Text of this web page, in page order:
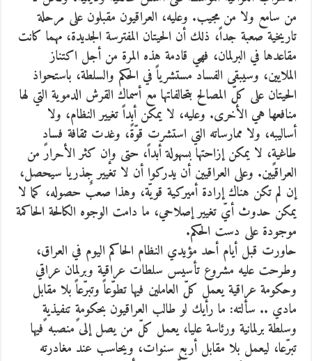
من سامع ولا من مجيب. وعليه، العراقيون مقبلون على مرحلة
تاريخية صعبة جداً، ذلك أن الحيتان المفترسة الجديدة، مهما كانت
مقاعدها في البرلمان، فهي قادمة هذه المرة من أجل اكتناز
الملايين، وسيبقى الفساد مستشرياً في الحكم والسلطة، باستحواذ
الحيتان على كلّ المصالح بتحالفاتها مع أسماك القرش الدموية التي لها
منافعها هي الأخرى. وعليه، لا يمكن أبداً تغيير النظام، ولا
أساليبه، ولا ممارساته التي استشرت قوّةً، وغدت ثقافة فسادٍ
طاغيةٍ، لا يمكن إزاحتها بسهولة أبداً، حتى وإن كثر الأحرار من
العراقيين. وعلى العراقيين أن يدركوا أن لا تغيير جذريا سيحصل،
إن لم تكن هناك إرادة أميركية قويّة، وهذا صعبٌ حصوله، كما لا
يمكن حدوث أيّ تغيير إصلاحي، ما دامت الوجوه الكالحة الحاكمة
موجودة على دست الحكم.
حاورت قبل أيام أحد مؤيدي النظام الحاكم اليوم في العراق،
وطرحت عليه مشروع تأسيس سلطات عراقية وبرلمان عراقي
وحكومة عراقية يعمل كلّ العاملين فيها تطوّعاً وتبرّعاً بلا مقابل
مادي .. سألته: ما رأيك لو طالب العراقيون بحكومةٍ تنفيذيةٍ
وسلطة برلمانية ورئاسة عليا، يعمل كلّ من يصل إلى منصبه فيها
تبرّعا، ليعمل بلا مقابل أربع سنوات، ويحاسب عند مغادرته